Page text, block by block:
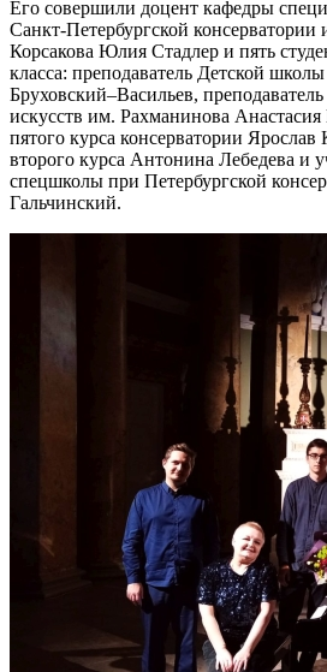
Его совершили доцент кафедры
Санкт-Петербургской
Корсакова Юлия Стадлер и пять
класса: преподаватель Детской
Бруховский–Васильев,
искусств им. Рахманинова
пятого курса консерватории Ярослав
второго курса Антонина Лебедева и
спецшколы при Петербургской
Гальчинский.